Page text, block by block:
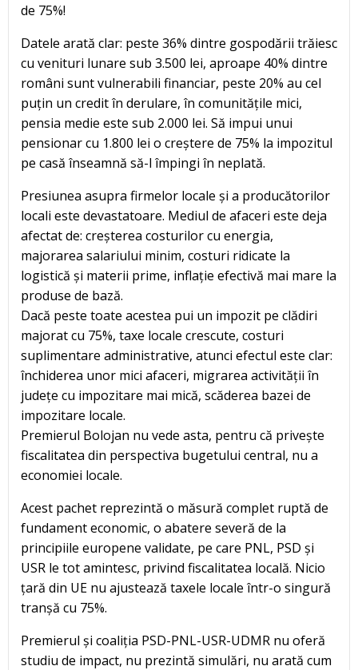
de 75%!
Datele arată clar: peste 36% dintre gospodării trăiesc
cu venituri lunare sub 3.500 lei, aproape 40% dintre
români sunt vulnerabili financiar, peste 20% au cel
puțin un credit în derulare, în comunitățile mici,
pensia medie este sub 2.000 lei. Să impui unui
pensionar cu 1.800 lei o creștere de 75% la impozitul
pe casă înseamnă să-l împingi în neplată.
Presiunea asupra firmelor locale și a producătorilor
locali este devastatoare. Mediul de afaceri este deja
afectat de: creșterea costurilor cu energia,
majorarea salariului minim, costuri ridicate la
logistică și materii prime, inflație efectivă mai mare la
produse de bază.
Dacă peste toate acestea pui un impozit pe clădiri
majorat cu 75%, taxe locale crescute, costuri
suplimentare administrative, atunci efectul este clar:
închiderea unor mici afaceri, migrarea activității în
județe cu impozitare mai mică, scăderea bazei de
impozitare locale.
Premierul Bolojan nu vede asta, pentru că privește
fiscalitatea din perspectiva bugetului central, nu a
economiei locale.
Acest pachet reprezintă o măsură complet ruptă de
fundament economic, o abatere severă de la
principiile europene validate, pe care PNL, PSD și
USR le tot amintesc, privind fiscalitatea locală. Nicio
țară din UE nu ajustează taxele locale într-o singură
tranșă cu 75%.
Premierul și coaliția PSD-PNL-USR-UDMR nu oferă
studiu de impact, nu prezintă simulări, nu arată cum